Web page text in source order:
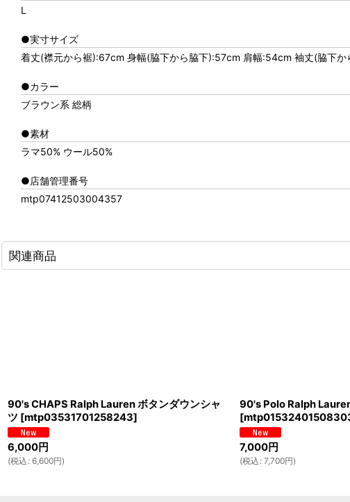
L
●実寸サイズ
着丈(襟元から裾):67cm 身幅(脇下から脇下):57cm 肩幅:54cm 袖丈(脇下
●カラー
ブラウン系 総柄
●素材
ラマ50% ウール50%
●店舗管理番号
mtp07412503004357
関連商品
90's CHAPS Ralph Lauren ボタンダウンシャ
ツ [mtp03531701258243]
6,000円
(税込 : 6,600円)
90's Polo Ralph
[
7,000円
(税込 : 7,700円)